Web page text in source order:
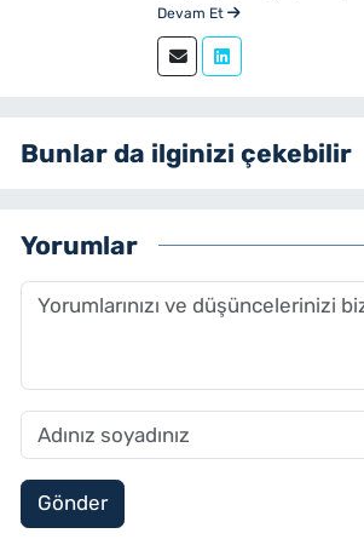
olmak üzere birçok
gazetecidir. Ege
olarak çalışmalarını
Devam Et
Bunlar da ilginizi çekebilir
Yorumlar
Gönder